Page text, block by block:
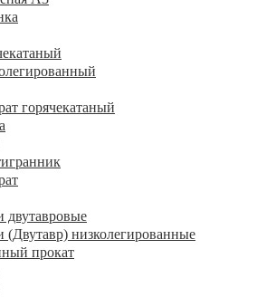
горячекатаный
двутавровые
(Двутавр) низколегированные
прокат